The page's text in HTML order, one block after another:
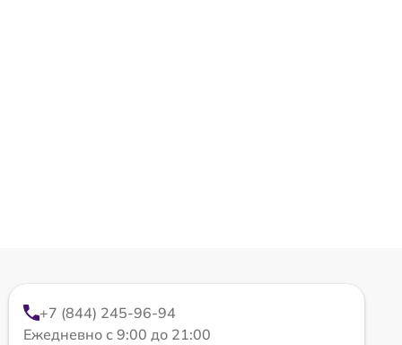
+7 (844) 245-96-94
Ежедневно с 9:00 до 21:00